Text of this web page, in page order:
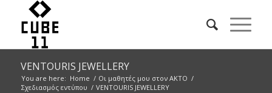
VENTOURIS JEWELLERY
You are here: Home / Οι μαθητές μου στον ΑΚΤΟ /
Σχεδιασμός εντύπου / VENTOURIS JEWELLERY